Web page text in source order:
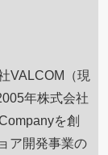
VALCOM（現
年株式会社
を創
ア開発事業の